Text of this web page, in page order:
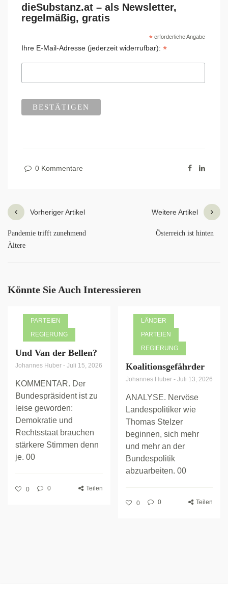
dieSubstanz.at – als Newsletter,
regelmäßig, gratis
*erforderliche Angabe
Ihre E-Mail-Adresse (jederzeit widerrufbar): *
0 Kommentare
Vorheriger Artikel
Pandemie trifft zunehmend
Ältere
Weitere Artikel
Österreich ist hinten
Könnte Sie Auch Interessieren
PARTEIEN
REGIERUNG
Und Van der Bellen?
Johannes Huber - Juli 15, 2026
KOMMENTAR. Der
Bundespräsident ist zu
leise geworden:
Demokratie und
Rechtsstaat brauchen
stärkere Stimmen denn
je. 00
0 0 Teilen
LÄNDER
PARTEIEN
REGIERUNG
Koalitionsgefährder
Johannes Huber - Juli 13, 2026
ANALYSE. Nervöse
Landespolitiker wie
Thomas Stelzer
beginnen, sich mehr
und mehr an der
Bundespolitik
abzuarbeiten. 00
0 0 Teilen